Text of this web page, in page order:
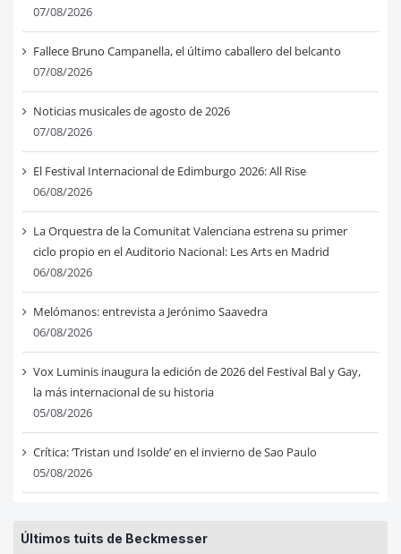
07/08/2026
Fallece Bruno Campanella, el último caballero del belcanto
07/08/2026
Noticias musicales de agosto de 2026
07/08/2026
El Festival Internacional de Edimburgo 2026: All Rise
06/08/2026
La Orquestra de la Comunitat Valenciana estrena su primer
ciclo propio en el Auditorio Nacional: Les Arts en Madrid
06/08/2026
Melómanos: entrevista a Jerónimo Saavedra
06/08/2026
Vox Luminis inaugura la edición de 2026 del Festival Bal y Gay,
la más internacional de su historia
05/08/2026
Crítica: ‘Tristan und Isolde’ en el invierno de Sao Paulo
05/08/2026
Últimos tuits de Beckmesser